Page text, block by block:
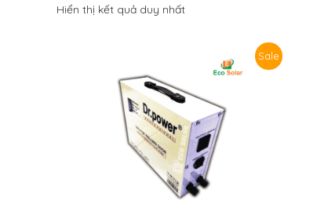
Hiển thị kết quả duy nhất
Sale